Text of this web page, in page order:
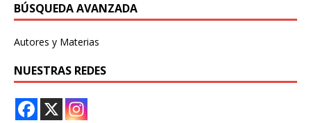
BÚSQUEDA AVANZADA
Autores y Materias
NUESTRAS REDES